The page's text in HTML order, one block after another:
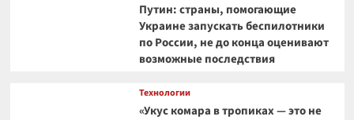
Путин: страны, помогающие
Украине запускать беспилотники
по России, не до конца оценивают
возможные последствия
Технологии
«Укус комара в тропиках — это не